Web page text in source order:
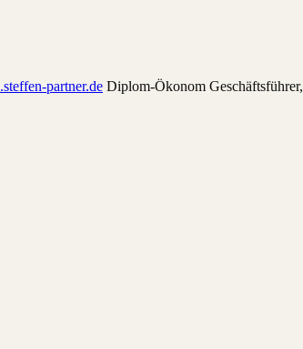
partner.de Diplom-Ökonom Geschäftsführer,